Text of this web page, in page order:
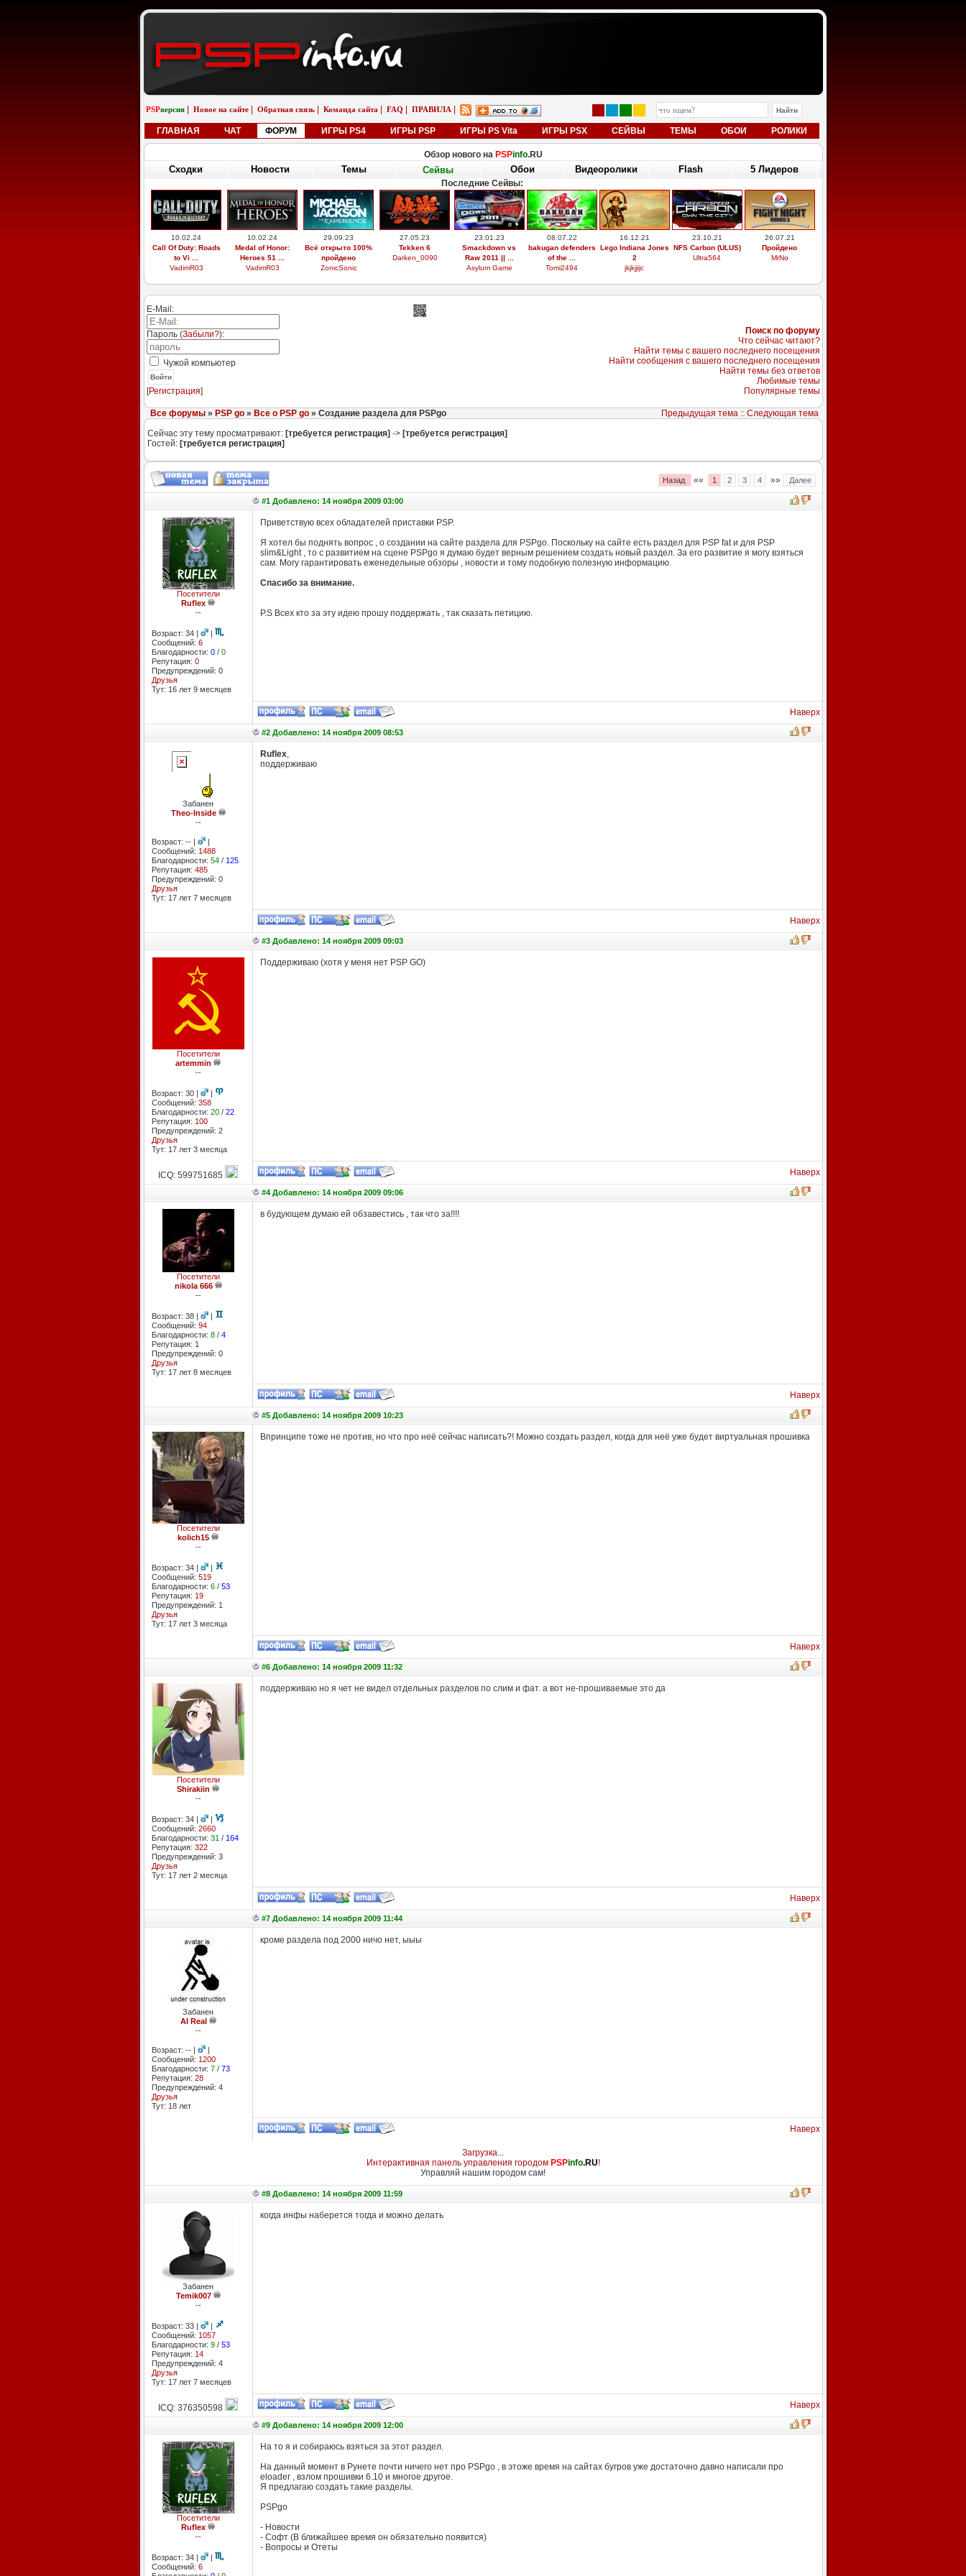
PSPверсия Новое на сайте Обратная связь Команда сайта FAQ ПРАВИЛА
ГЛАВНАЯ ЧАТ ФОРУМ ИГРЫ PS4 ИГРЫ PSP ИГРЫ PS Vita ИГРЫ PSX СЕЙВЫ ТЕМЫ ОБОИ РОЛИКИ
Обзор нового на PSPinfo.RU
Сходки Новости Темы Сейвы Обои Видеоролики Flash 5 Лидеров
Последние Сейвы:
10.02.24
Call Of Duty: Roads
to Vi ...
VadimR03
10.02.24
Medal of Honor:
Heroes 51 ...
VadimR03
29.09.23
Всё открыто 100%
пройдено
ZonicSonic
27.05.23
Tekken 6
Darken_0090
23.01.23
Smackdown vs
Raw 2011 || ...
Asylum Game
08.07.22
bakugan defenders
of the ...
Tomi2494
16.12.21
Lego Indiana Jones
2
jkjkjjijc
23.10.21
NFS Carbon (ULUS)
Ultra564
26.07.21
Пройдено
MrNo
E-Mail:
Пароль (Забыли?):
Чужой компьютер
Войти
[Регистрация]
Поиск по форуму
Что сейчас читают?
Найти темы с вашего последнего посещения
Найти сообщения с вашего последнего посещения
Найти темы без ответов
Любимые темы
Популярные темы
Все форумы» PSP go» Все о PSP go» Создание раздела для PSPgo Предыдущая тема:: Следующая тема
Сейчас эту тему просматривают: [требуется регистрация] -> [требуется регистрация]
Гостей: [требуется регистрация]
Назад «« 1 2 3 4 »» Далее
#1 Добавлено: 14 ноября 2009 03:00
Посетители
Ruflex
--
Возраст: 34 |
|
Сообщений: 6
Благодарности: 0/ 0
Репутация: 0
Предупреждений: 0
Друзья
Тут: 16 лет 9 месяцев
Приветствую всех обладателей приставки PSP.
Я хотел бы поднять вопрос , о создании на сайте раздела для PSPgo. Поскольку на сайте есть раздел для PSP fat и для PSP
slim&Light , то с развитием на сцене PSPgo я думаю будет верным решением создать новый раздел. За его развитие я могу взяться
сам. Могу гарантировать еженедельные обзоры , новости и тому подобную полезную информацию.
Спасибо за внимание.
P.S Всех кто за эту идею прошу поддержать , так сказать петицию.
Наверх
#2 Добавлено: 14 ноября 2009 08:53
Забанен
Theo-Inside
--
Возраст: -- |
|
Сообщений: 1488
Благодарности: 54/ 125
Репутация: 485
Предупреждений: 0
Друзья
Тут: 17 лет 7 месяцев
Ruflex,
поддерживаю
Наверх
#3 Добавлено: 14 ноября 2009 09:03
Посетители
artemmin
--
Возраст: 30 |
|
Сообщений: 358
Благодарности: 20/ 22
Репутация: 100
Предупреждений: 2
Друзья
Тут: 17 лет 3 месяцa
Поддерживаю (хотя у меня нет PSP GO)
ICQ: 599751685 Наверх
#4 Добавлено: 14 ноября 2009 09:06
Посетители
nikola 666
--
Возраст: 38 |
|
Сообщений: 94
Благодарности: 8/ 4
Репутация: 1
Предупреждений: 0
Друзья
Тут: 17 лет 8 месяцев
в будующем думаю ей обзавестись , так что за!!!!
Наверх
#5 Добавлено: 14 ноября 2009 10:23
Посетители
kolich15
--
Возраст: 34 |
|
Сообщений: 519
Благодарности: 6/ 53
Репутация: 19
Предупреждений: 1
Друзья
Тут: 17 лет 3 месяцa
Впринципе тоже не против, но что про неё сейчас написать?! Можно создать раздел, когда для неё уже будет виртуальная прошивка
Наверх
#6 Добавлено: 14 ноября 2009 11:32
Посетители
Shirakiin
--
Возраст: 34 |
|
Сообщений: 2660
Благодарности: 31 / 164
Репутация: 322
Предупреждений: 3
Друзья
Тут: 17 лет 2 месяцa
поддерживаю но я чет не видел отдельных разделов по слим и фат. а вот не-прошиваемые это да
Наверх
#7 Добавлено: 14 ноября 2009 11:44
Забанен
AI Real
--
Возраст: -- |
|
Сообщений: 1200
Благодарности: 7/ 73
Репутация: 28
Предупреждений: 4
Друзья
Тут: 18 лет
кроме раздела под 2000 ничо нет, ыыы
Наверх
Загрузка...
Интерактивная панель управления городом PSPinfo.RU!
Управляй нашим городом сам!
#8 Добавлено: 14 ноября 2009 11:59
Забанен
Temik007
--
Возраст: 33 |
|
Сообщений: 1057
Благодарности: 9/ 53
Репутация: 14
Предупреждений: 4
Друзья
Тут: 17 лет 7 месяцев
когда инфы наберется тогда и можно делать
ICQ: 376350598 Наверх
#9 Добавлено: 14 ноября 2009 12:00
Посетители
Ruflex
--
Возраст: 34 |
|
Сообщений: 6
На то я и собираюсь взяться за этот раздел.
На данный момент в Рунете почти ничего нет про PSPgo , в этоже время на сайтах бугров уже достаточно давно написали про
eloader , взлом прошивки 6.10 и многое другое.
Я предлагаю создать такие разделы.
PSPgo
- Новости
- Софт (В ближайшее время он обязательно появится)
- Вопросы и Отеты